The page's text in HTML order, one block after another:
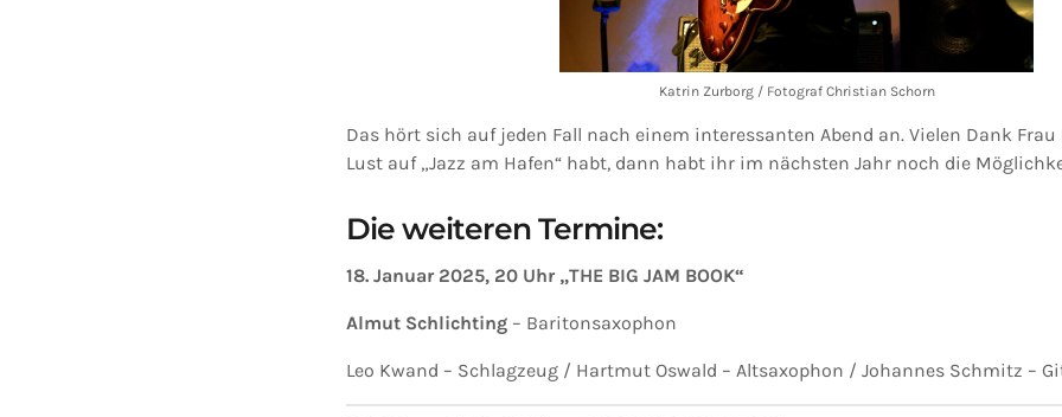
Katrin Zurborg / Fotograf Christian Schorn
Das hört sich auf jeden Fall nach einem interessanten Abend an. Vielen Dank
Lust auf „Jazz am Hafen“ habt, dann habt ihr im nächsten Jahr noch die
Die weiteren Termine:
18. Januar 2025, 20 Uhr „THE BIG JAM BOOK“
Almut Schlichting – Baritonsaxophon
Leo Kwand – Schlagzeug / Hartmut Oswald – Altsaxophon / Johannes Schmitz –